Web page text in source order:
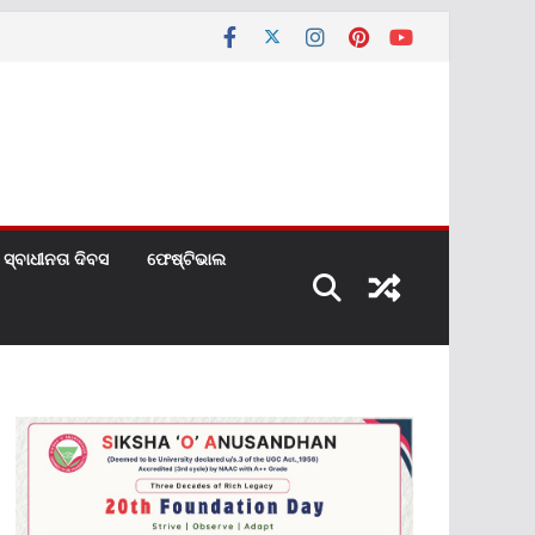
ସ୍ବାଧୀନତା ଦିବସ ଫେଷ୍ଟିଭାଲ